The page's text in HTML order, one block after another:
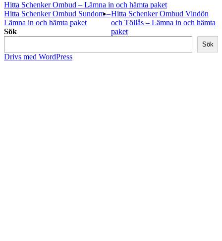
Hitta Schenker Ombud – Lämna in och hämta paket
Hitta Schenker Ombud Sundom –
Lämna in och hämta paket
Hitta Schenker Ombud Vindön
och Töllås – Lämna in och hämta
paket
Sök
Sök
Drivs med WordPress